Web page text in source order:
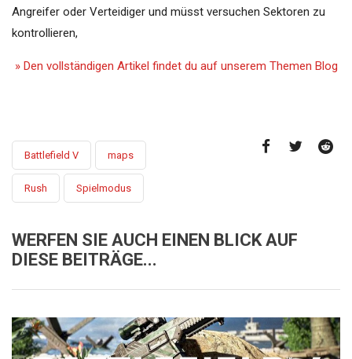
Angreifer oder Verteidiger und müsst versuchen Sektoren zu
kontrollieren,
» Den vollständigen Artikel findet du auf unserem Themen Blog
Battlefield V maps
Rush Spielmodus
WERFEN SIE AUCH EINEN BLICK AUF
DIESE BEITRÄGE...